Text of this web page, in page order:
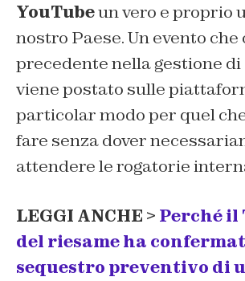
YouTubeun vero e proprio
nostro Paese. Un evento che
precedente nella gestione di
viene postato sulle
particolar modo per quel
fare senza dover
attendere le rogatorie
LEGGI ANCHE > Perché
del riesame ha
sequestro preventivo di